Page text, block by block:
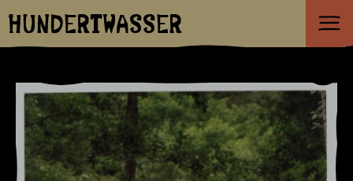
HUNDERTWASSER